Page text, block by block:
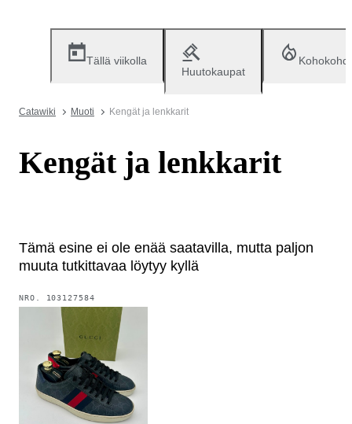
Tällä viikolla
Huutokaupat
Catawiki Muoti Kengät ja lenkkarit
Kengät ja lenkkarit
Tämä esine ei ole enää saatavilla, mutta paljon
muuta tutkittavaa löytyy kyllä
NRO. 103127584